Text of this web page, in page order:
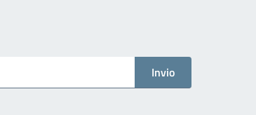
Invio